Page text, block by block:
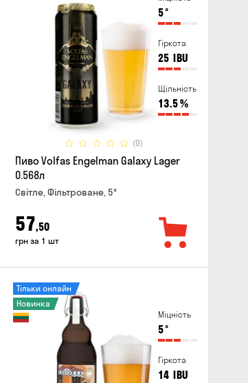
5°
Гіркота
25 IBU
Щільність
13.5%
(0)
Пиво Volfas Engelman Galaxy Lager
0.568л
Світле, Фільтроване, 5°
57,50
грн за 1 шт
Міцність
5°
Гіркота
14 IBU
Тільки онлайн
Новинка